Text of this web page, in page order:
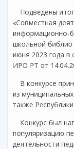
Подведены
«Совместная
информационно-
школьной
июня 2023 года в
ИРО РТ от
В конкурсе
из
также
Конкурс был
популяризацию
деятельности